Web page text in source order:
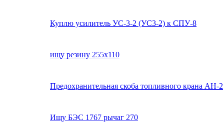
Куплю усилитель УС-3-2 (УС3-2) к СПУ-8
ищу резину 255х110
Предохранительная скоба топливного крана АН-2
Ищу БЭС 1767 рычаг 270